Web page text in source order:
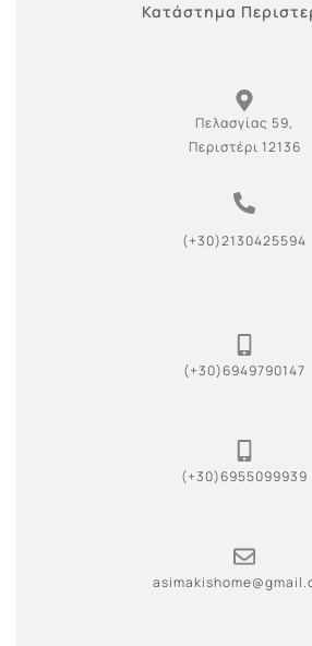
Κατάστημα
Πελασγίας 59,
Περιστέρι 12136
(+30)2130425594
(+30)6949790147
(+30)6955099939